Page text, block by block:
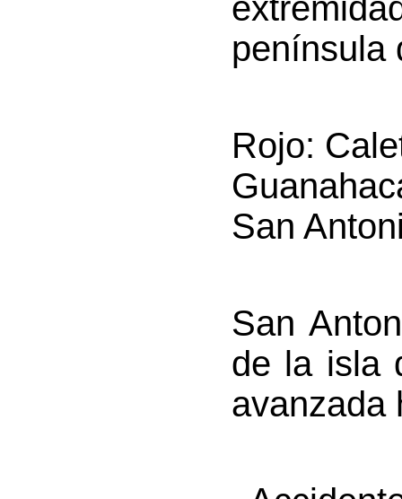
península
Rojo:
San
San
de la isla
avanzada